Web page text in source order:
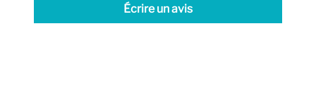
Écrire un avis